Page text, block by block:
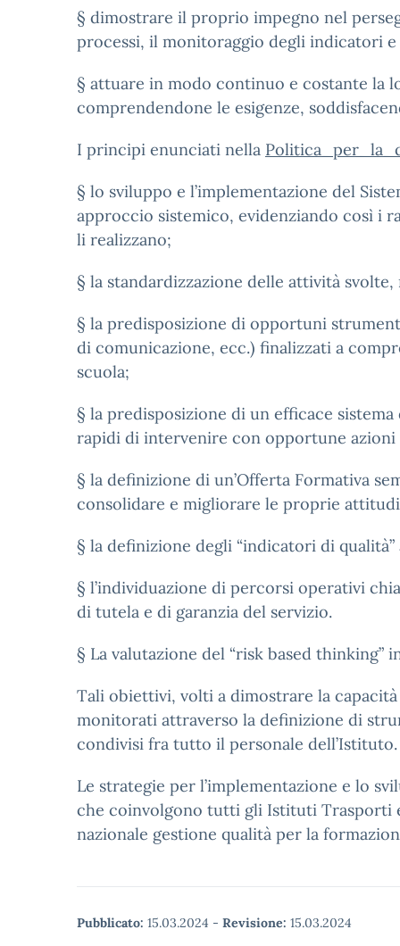
§ dimostrare il proprio impegno nel
processi, il monitoraggio degli indicatori
§ attuare in modo continuo e costante la
comprendendone le esigenze,
I principi enunciati nella
§ lo sviluppo e l’implementazione del
approccio sistemico, evidenziando così i
li realizzano;
§ la standardizzazione delle attività
§ la predisposizione di opportuni
di comunicazione, ecc.) finalizzati a
scuola;
§ la predisposizione di un efficace
rapidi di intervenire con opportune
§ la definizione di un’Offerta Formativa
consolidare e migliorare le proprie
§ la definizione degli “indicatori di
§ l’individuazione di percorsi operativi
di tutela e di garanzia del servizio.
§ La valutazione del “risk based thinking”
Tali obiettivi, volti a dimostrare la
monitorati attraverso la definizione di
condivisi fra tutto il personale dell’Istituto.
Le strategie per l’implementazione e lo
che coinvolgono tutti gli Istituti Trasporti
nazionale gestione qualità per la
Pubblicato: 15.03.2024 - Revisione: 15.03.2024